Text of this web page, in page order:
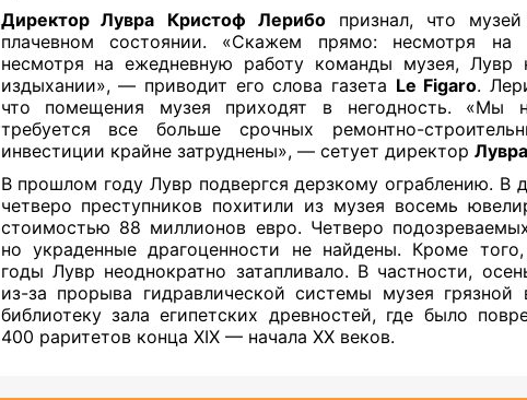
Директор Лувра
Кристоф Лерибо признал, что
плачевном состоянии. «Скажем прямо: несмотря на
несмотря на ежедневную работу команды музея, Лувр
издыхании», — приводит его слова газета Le Figaro.
что помещения музея приходят в негодность. «Мы
требуется все больше срочных ремонтно-
инвестиции крайне затруднены», — сетует директор Лувра
В прошлом году Лувр подвергся дерзкому ограблению. В
четверо преступников похитили из музея восемь
стоимостью 88 миллионов евро. Четверо
но украденные драгоценности не найдены. Кроме
годы Лувр неоднократно затапливало. В частности,
из-за прорыва гидравлической системы музея грязной
библиотеку зала египетских древностей, где было
400 раритетов конца XIX — начала XX веков.